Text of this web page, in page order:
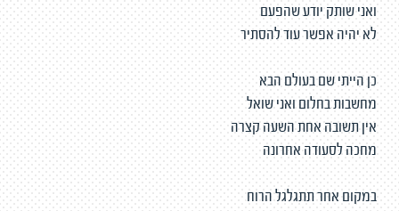
ואני שותק יודע שהפעם
לא יהיה אפשר עוד להסתיר
כן הייתי שם בעולם הבא
מחשבות בחלום ואני שואל
אין תשובה אחת השעה קצרה
מחכה לסעודה אחרונה
במקום אחר תתגלגל הרוח